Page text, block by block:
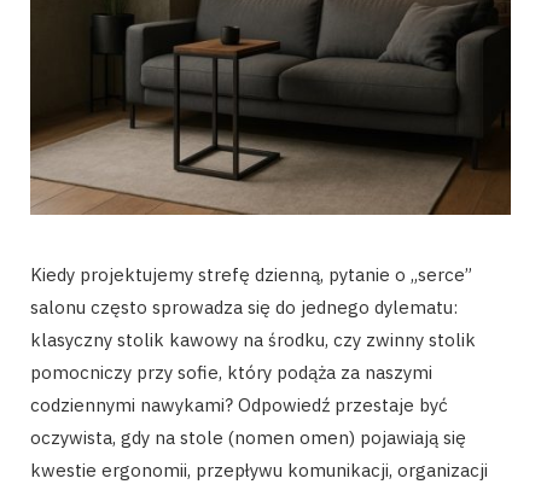
Kiedy projektujemy strefę dzienną, pytanie o „serce”
salonu często sprowadza się do jednego dylematu:
klasyczny stolik kawowy na środku, czy zwinny stolik
pomocniczy przy sofie, który podąża za naszymi
codziennymi nawykami? Odpowiedź przestaje być
oczywista, gdy na stole (nomen omen) pojawiają się
kwestie ergonomii, przepływu komunikacji, organizacji